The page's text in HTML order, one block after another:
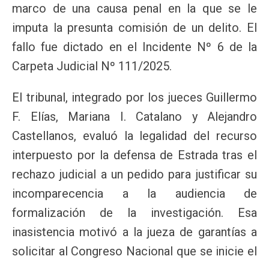
marco de una causa penal en la que se le
imputa la presunta comisión de un delito. El
fallo fue dictado en el Incidente Nº 6 de la
Carpeta Judicial Nº 111/2025.
El tribunal, integrado por los jueces Guillermo
F. Elías, Mariana I. Catalano y Alejandro
Castellanos, evaluó la legalidad del recurso
interpuesto por la defensa de Estrada tras el
rechazo judicial a un pedido para justificar su
incomparecencia a la audiencia de
formalización de la investigación. Esa
inasistencia motivó a la jueza de garantías a
solicitar al Congreso Nacional que se inicie el